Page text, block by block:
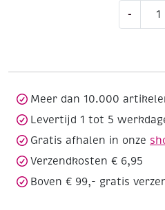
-
wit
aantal
Meer dan 10.000
Levertijd 1 tot 5
Gratis afhalen in onze
Verzendkosten € 6,95
Boven € 99,- gratis